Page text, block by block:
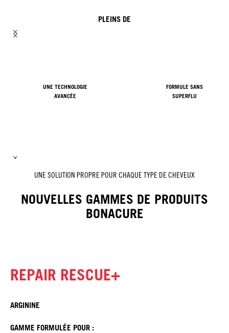
PLEINS DE
UNE TECHNOLOGIE
AVANCÉE
FORMULE SANS
SUPERFLU
UNE SOLUTION PROPRE POUR CHAQUE TYPE DE CHEVEUX
NOUVELLES GAMMES DE PRODUITS
BONACURE
REPAIR RESCUE+
ARGININE
GAMME FORMULÉE POUR :